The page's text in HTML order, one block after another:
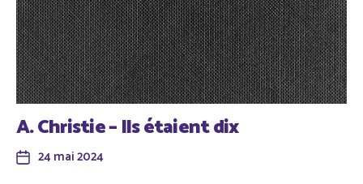
A. Christie – Ils étaient dix
24 mai 2024